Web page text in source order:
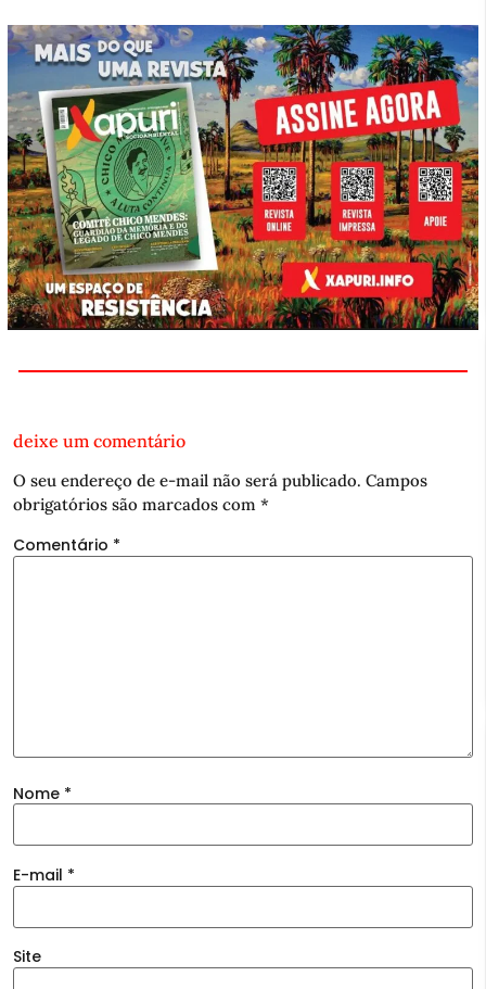
deixe um comentário
O seu endereço de e-mail não será publicado. Campos
obrigatórios são marcados com *
Comentário *
Nome *
E-mail *
Site